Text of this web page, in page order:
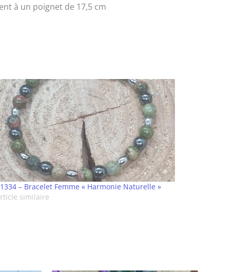
à un poignet de 17,5 cm
– Bracelet Femme « Harmonie Naturelle »
similaire